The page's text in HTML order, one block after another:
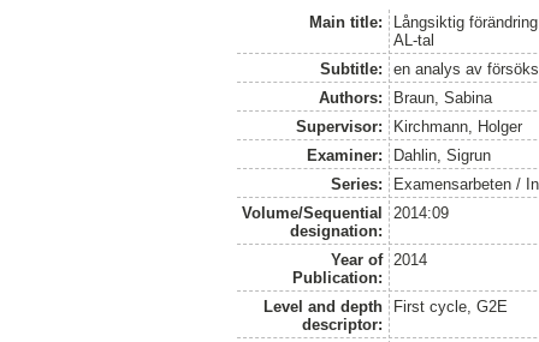
Main title:
Långsiktig
AL-tal
Subtitle:
en analys av
Authors:
Braun, Sabina
Supervisor:
Kirchmann, Holger
Examiner:
Dahlin, Sigrun
Series:
Examensarbeten /
Volume/Sequential
designation:
2014:09
Year of
Publication:
2014
Level and depth
descriptor:
First cycle, G2E